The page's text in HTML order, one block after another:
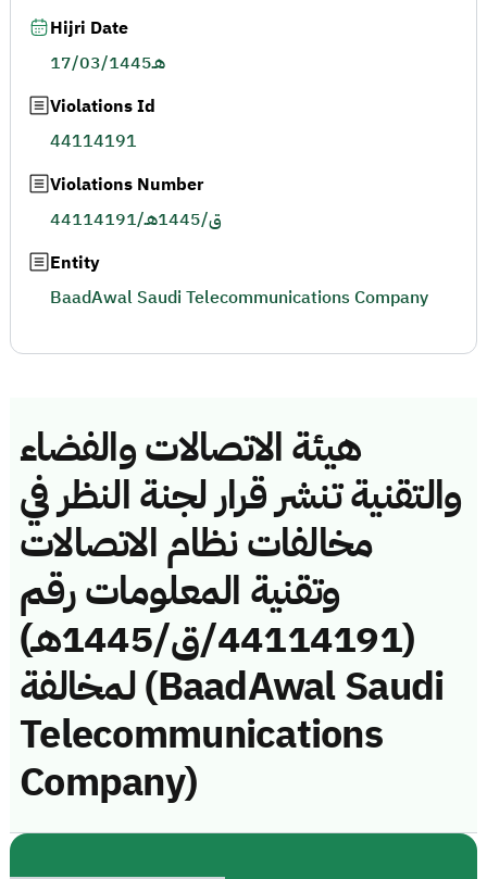
هيئة الاتصالات والفضاء
والتقنية تنشر قرار لجنة النظر في
مخالفات نظام الاتصالات
وتقنية المعلومات رقم
(44114191/ق/1445هـ)
لمخالفة (BaadAwal Saudi
Telecommunications
Company)
Hijri Date
17/03/1445هـ
Violations Id
44114191
Violations Number
44114191/ق/1445هـ
Entity
BaadAwal Saudi Telecommunications Company